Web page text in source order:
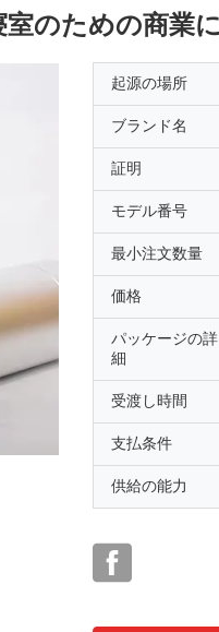
のための商業
起源の場所
ブランド名
証明
モデル番号
最小注文数量
価格
パッケージの詳
細
受渡し時間
支払条件
供給の能力